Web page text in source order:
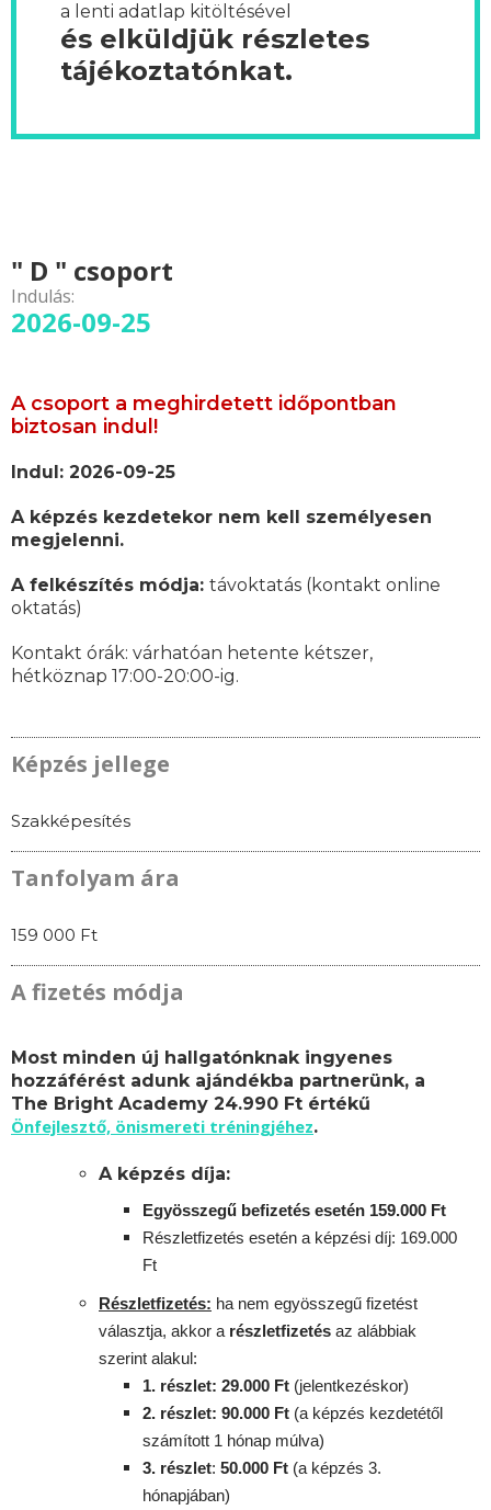
a lenti adatlap kitöltésével
és elküldjük részletes
tájékoztatónkat.
" D " csoport
Indulás:
2026-09-25
A csoport a meghirdetett időpontban
biztosan indul!
Indul: 2026-09-25
A képzés kezdetekor nem kell személyesen
megjelenni.
A felkészítés módja: távoktatás (kontakt online
oktatás)
Kontakt órák: várhatóan hetente kétszer,
hétköznap 17:00-20:00-ig.
Képzés jellege
Szakképesítés
Tanfolyam ára
159 000 Ft
A fizetés módja
Most minden új hallgatónknak ingyenes
hozzáférést adunk ajándékba partnerünk, a
The Bright Academy 24.990 Ft értékű
Önfejlesztő, önismereti tréningjéhez.
A képzés díja:
Egyösszegű befizetés esetén 159.000 Ft
Részletfizetés esetén a képzési díj: 169.000
Ft
Részletfizetés: ha nem egyösszegű fizetést
választja, akkor a részletfizetés az alábbiak
szerint alakul:
1. részlet: 29.000 Ft (jelentkezéskor)
2. részlet: 90.000 Ft (a képzés kezdetétől
számított 1 hónap múlva)
3. részlet: 50.000 Ft (a képzés 3.
hónapjában)